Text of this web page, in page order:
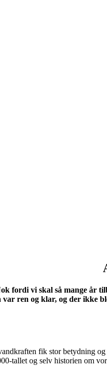
fordi vi skal så mange år
ren og klar, og der ikke
fik stor betydning
tallet og selv historien om